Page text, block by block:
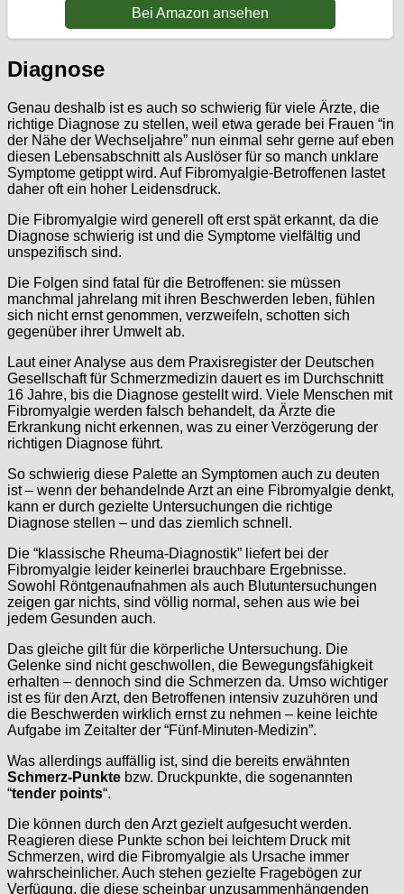
Bei Amazon ansehen
Diagnose
Genau deshalb ist es auch so schwierig für viele Ärzte, die
richtige Diagnose zu stellen, weil etwa gerade bei Frauen “in
der Nähe der Wechseljahre” nun einmal sehr gerne auf eben
diesen Lebensabschnitt als Auslöser für so manch unklare
Symptome getippt wird. Auf Fibromyalgie-Betroffenen lastet
daher oft ein hoher Leidensdruck.
Die Fibromyalgie wird generell oft erst spät erkannt, da die
Diagnose schwierig ist und die Symptome vielfältig und
unspezifisch sind.
Die Folgen sind fatal für die Betroffenen: sie müssen
manchmal jahrelang mit ihren Beschwerden leben, fühlen
sich nicht ernst genommen, verzweifeln, schotten sich
gegenüber ihrer Umwelt ab.
Laut einer Analyse aus dem Praxisregister der Deutschen
Gesellschaft für Schmerzmedizin dauert es im Durchschnitt
16 Jahre, bis die Diagnose gestellt wird. Viele Menschen mit
Fibromyalgie werden falsch behandelt, da Ärzte die
Erkrankung nicht erkennen, was zu einer Verzögerung der
richtigen Diagnose führt.
So schwierig diese Palette an Symptomen auch zu deuten
ist – wenn der behandelnde Arzt an eine Fibromyalgie denkt,
kann er durch gezielte Untersuchungen die richtige
Diagnose stellen – und das ziemlich schnell.
Die “klassische Rheuma-Diagnostik” liefert bei der
Fibromyalgie leider keinerlei brauchbare Ergebnisse.
Sowohl Röntgenaufnahmen als auch Blutuntersuchungen
zeigen gar nichts, sind völlig normal, sehen aus wie bei
jedem Gesunden auch.
Das gleiche gilt für die körperliche Untersuchung. Die
Gelenke sind nicht geschwollen, die Bewegungsfähigkeit
erhalten – dennoch sind die Schmerzen da. Umso wichtiger
ist es für den Arzt, den Betroffenen intensiv zuzuhören und
die Beschwerden wirklich ernst zu nehmen – keine leichte
Aufgabe im Zeitalter der “Fünf-Minuten-Medizin”.
Was allerdings auffällig ist, sind die bereits erwähnten
Schmerz-Punkte bzw. Druckpunkte, die sogenannten
“tender points“.
Die können durch den Arzt gezielt aufgesucht werden.
Reagieren diese Punkte schon bei leichtem Druck mit
Schmerzen, wird die Fibromyalgie als Ursache immer
wahrscheinlicher. Auch stehen gezielte Fragebögen zur
Verfügung, die diese scheinbar unzusammenhängenden